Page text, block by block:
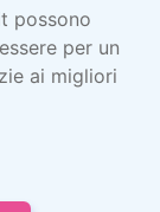
possono
per un
ai migliori